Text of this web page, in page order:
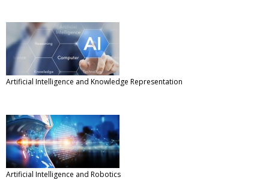
Artificial Intelligence and Knowledge Representation
Artificial Intelligence and Robotics